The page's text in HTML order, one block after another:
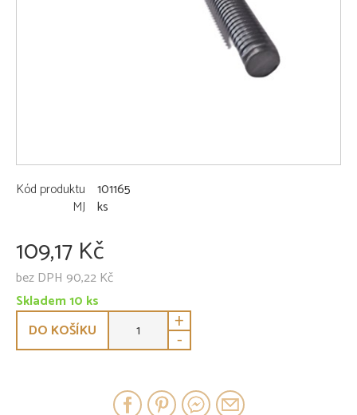
Kód produktu 101165
MJ ks
109,17 Kč
bez DPH 90,22 Kč
Skladem 10 ks
DO KOŠÍKU
+
-